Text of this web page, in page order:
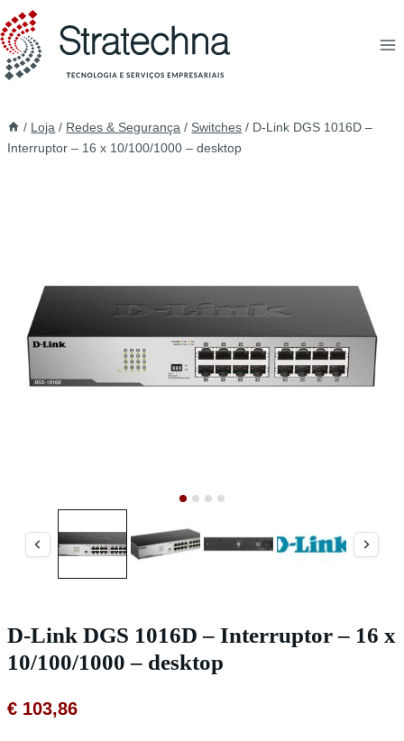
/ Loja / Redes & Segurança / Switches / D-Link DGS 1016D –
Interruptor – 16 x 10/100/1000 – desktop
D-Link DGS 1016D – Interruptor – 16 x
10/100/1000 – desktop
€ 103,86